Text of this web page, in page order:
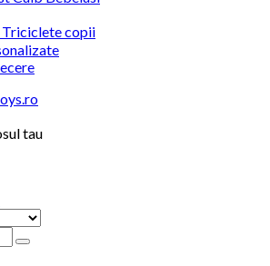
Triciclete copii
tau